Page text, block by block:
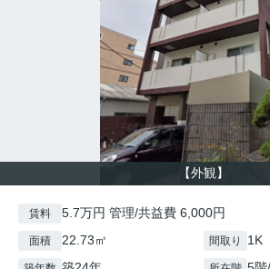
【外観】
賃料 5.7万円 管理/共益費 6,000円
面積 22.73㎡ 間取り 1K